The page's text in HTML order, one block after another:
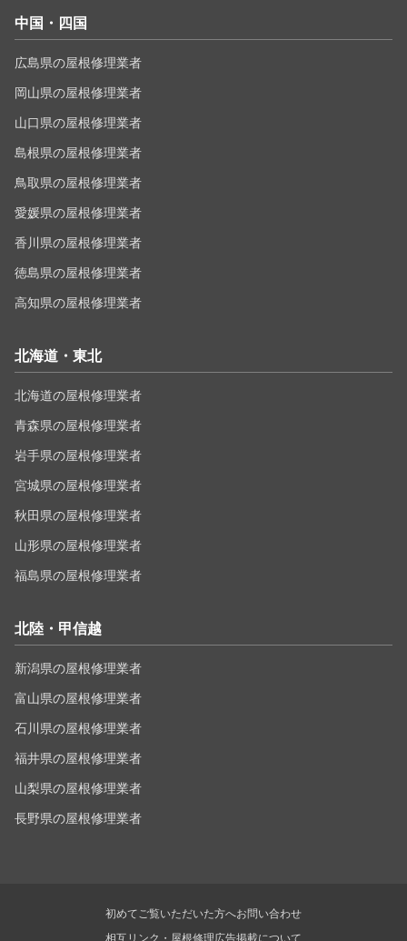
中国・四国
広島県の屋根修理業者
岡山県の屋根修理業者
山口県の屋根修理業者
島根県の屋根修理業者
鳥取県の屋根修理業者
愛媛県の屋根修理業者
香川県の屋根修理業者
徳島県の屋根修理業者
高知県の屋根修理業者
北海道・東北
北海道の屋根修理業者
青森県の屋根修理業者
岩手県の屋根修理業者
宮城県の屋根修理業者
秋田県の屋根修理業者
山形県の屋根修理業者
福島県の屋根修理業者
北陸・甲信越
新潟県の屋根修理業者
富山県の屋根修理業者
石川県の屋根修理業者
福井県の屋根修理業者
山梨県の屋根修理業者
長野県の屋根修理業者
初めてご覧いただいた方へお問い合わせ
相互リンク・屋根修理広告掲載について